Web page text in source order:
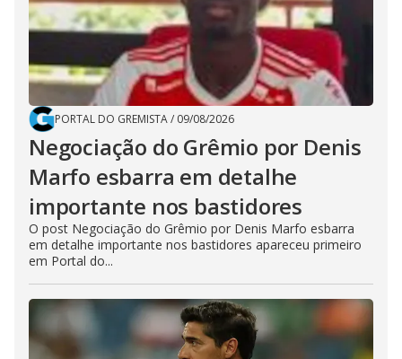
PORTAL DO GREMISTA/ 09/08/2026
Negociação do Grêmio por Denis
Marfo esbarra em detalhe
importante nos bastidores
O post Negociação do Grêmio por Denis Marfo esbarra
em detalhe importante nos bastidores apareceu primeiro
em Portal do...